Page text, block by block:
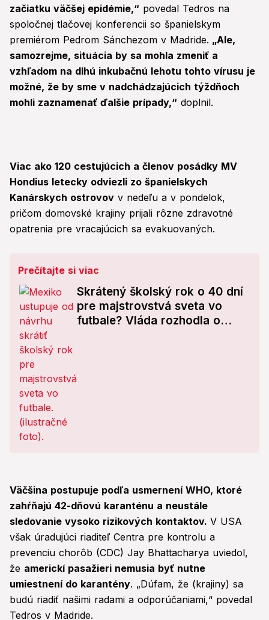
začiatku väčšej epidémie,“ povedal Tedros na
spoločnej tlačovej konferencii so španielskym
premiérom Pedrom Sánchezom v Madride. „Ale,
samozrejme, situácia by sa mohla zmeniť a
vzhľadom na dlhú inkubačnú lehotu tohto vírusu je
možné, že by sme v nadchádzajúcich týždňoch
mohli zaznamenať ďalšie prípady,“ doplnil.
Viac ako 120 cestujúcich a členov posádky MV
Hondius letecky odviezli zo španielskych
Kanárskych ostrovov v nedeľu a v pondelok,
pričom domovské krajiny prijali rôzne zdravotné
opatrenia pre vracajúcich sa evakuovaných.
Prečítajte si viac
Skrátený školský rok o 40 dní
pre majstrovstvá sveta vo
futbale? Vláda rozhodla o
Väčšina postupuje podľa usmernení WHO, ktoré
zahŕňajú 42-dňovú karanténu a neustále
sledovanie vysoko rizikových kontaktov. V USA
však úradujúci riaditeľ Centra pre kontrolu a
prevenciu chorôb (CDC) Jay Bhattacharya uviedol,
že americkí pasažieri nemusia byť nutne
umiestnení do karantény. „Dúfam, že (krajiny) sa
budú riadiť našimi radami a odporúčaniami,“ povedal
Tedros v Madride.